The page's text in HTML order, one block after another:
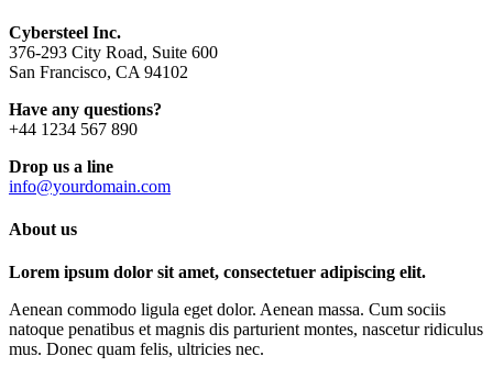
Cybersteel Inc.
376-293 City Road, Suite 600
San Francisco, CA 94102
Have any questions?
+44 1234 567 890
Drop us a line
info@yourdomain.com
About us
Lorem ipsum dolor sit amet, consectetuer adipiscing elit.
Aenean commodo ligula eget dolor. Aenean massa. Cum sociis
natoque penatibus et magnis dis parturient montes, nascetur ridiculus
mus. Donec quam felis, ultricies nec.